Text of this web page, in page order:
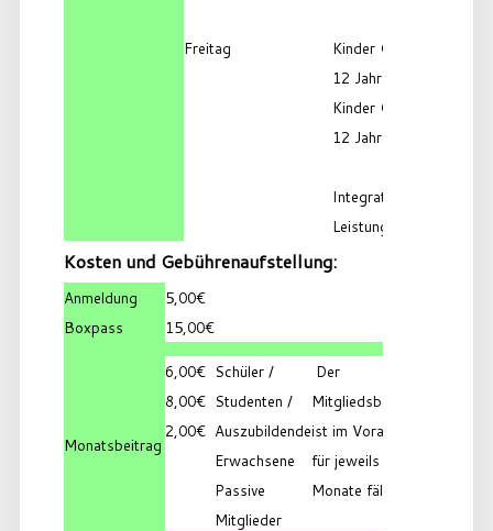
Freitag
Kinder Gruppe 1 (6 -
12 Jahre)
Kinder Gruppe 2 (6 -
12 Jahre)
Integratives Training
Leistungsgruppe
Kosten und Gebührenaufstellung:
Anmeldung
Boxpass
5,00€
15,00€
Monatsbeitrag
6,00€
8,00€
2,00€
Schüler /
Studenten /
Auszubildende
Erwachsene
Passive
Mitglieder
Der
Mitgliedsbeitrag
ist im Voraus
für jeweils 6
Monate fällig.